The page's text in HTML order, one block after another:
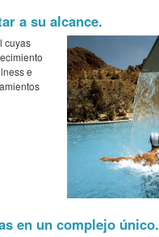
a su alcance.
cuyas
e
en un complejo único.